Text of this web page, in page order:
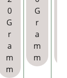
0
G
r
a
m
m
Red
Dose
G
r
a
m
m